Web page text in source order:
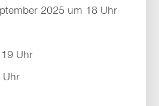
2025 um 18 Uhr
Uhr
Uhr